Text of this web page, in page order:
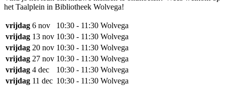
het Taalplein in Bibliotheek Wolvega!
vrijdag 6 nov 10:30 - 11:30 Wolvega
vrijdag 13 nov 10:30 - 11:30 Wolvega
vrijdag 20 nov 10:30 - 11:30 Wolvega
vrijdag 27 nov 10:30 - 11:30 Wolvega
vrijdag 4 dec 10:30 - 11:30 Wolvega
vrijdag 11 dec 10:30 - 11:30 Wolvega